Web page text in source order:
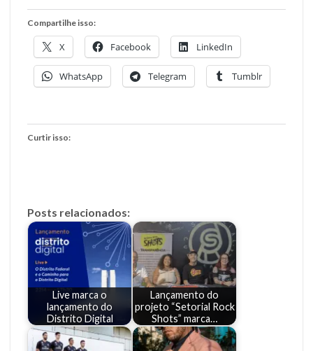
Compartilhe isso:
X Facebook LinkedIn
WhatsApp Telegram Tumblr
Curtir isso:
Posts relacionados:
Live marca o
lançamento do
Distrito Digital
Lançamento do
projeto “Setorial Rock
Shots” marca…